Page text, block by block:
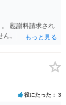
みないと判断が
慰謝料請求され
。
役にたった 3